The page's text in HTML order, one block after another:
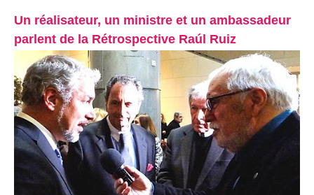
Un réalisateur, un ministre et un ambassadeur
parlent de la Rétrospective Raúl Ruiz